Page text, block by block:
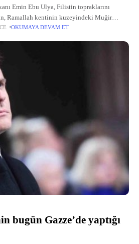
Emin Ebu Ulya, Filistin topraklarını
Ramallah kentinin kuzeyindeki Muğir
kestiğini, tarım arazilerini ve çiftçilere
OKUMAYA DEVAM ET
bugün Gazze’de yaptığı